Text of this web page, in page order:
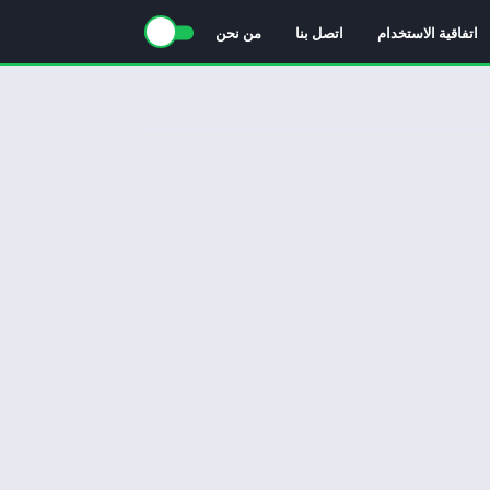
اتفاقية الاستخدام اتصل بنا من نحن